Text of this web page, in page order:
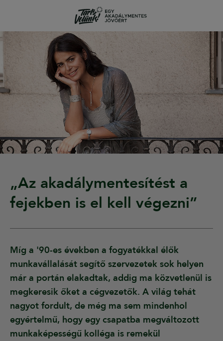
„Az akadálymentesítést a
fejekben is el kell végezni”
Míg a '90-es években a fogyatékkal élők
munkavállalását segítő szervezetek sok helyen
már a portán elakadtak, addig ma közvetlenül is
megkeresik őket a cégvezetők. A világ tehát
nagyot fordult, de még ma sem mindenhol
egyértelmű, hogy egy csapatba megváltozott
munkaképességű kolléga is remekül